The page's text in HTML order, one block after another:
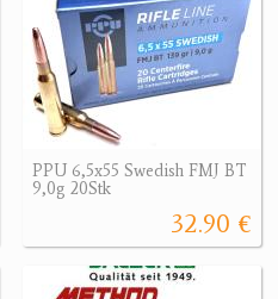
PPU 6,5x55 Swedish FMJ BT
9,0g 20Stk
32.90 €